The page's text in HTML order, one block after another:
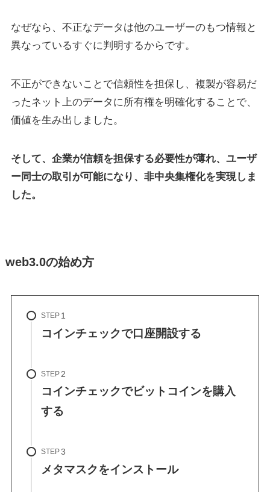
なぜなら、不正なデータは他のユーザーのもつ情報と
異なっているすぐに判明するからです。
不正ができないことで信頼性を担保し、複製が容易だ
ったネット上のデータに所有権を明確化することで、
価値を生み出しました。
そして、企業が信頼を担保する必要性が薄れ、ユーザ
ー同士の取引が可能になり、非中央集権化を実現しま
した。
web3.0の始め方
STEP
コインチェックで口座開設する
STEP
コインチェックでビットコインを購入
する
STEP
メタマスクをインストール